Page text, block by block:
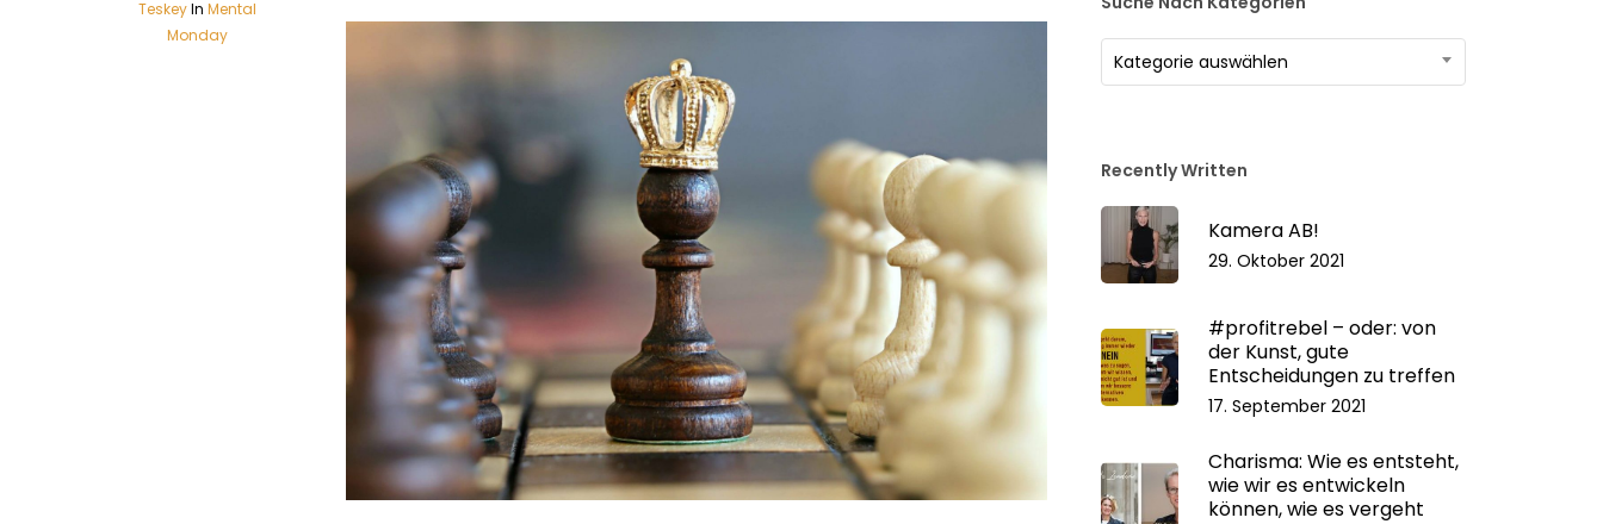
Teskey In Mental
Monday
Suche
nach
Kategorie auswählen
Recently Written
Kamera AB!
29. Oktober 2021
#profitrebel – oder: von
der Kunst, gute
Entscheidungen zu treffen
17. September 2021
Charisma: Wie es entsteht,
wie wir es entwickeln
können, wie es vergeht